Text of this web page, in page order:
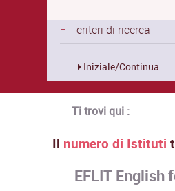
- criteri di ricerca
Iniziale/Continua
Ti trovi qui :
Il numero di Istituti
EFLIT English